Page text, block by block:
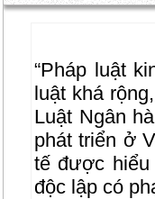
“Pháp luật
luật khá
Luật Ngân
phát triển ở
tế được hiểu
độc lập có